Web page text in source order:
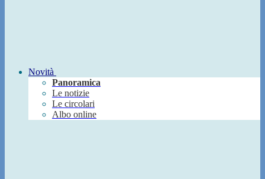
Novità
Panoramica
Le notizie
Le circolari
Albo online